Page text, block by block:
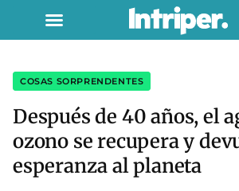
COSAS SORPRENDENTES
Después de 40 años, el
ozono se recupera y
esperanza al planeta